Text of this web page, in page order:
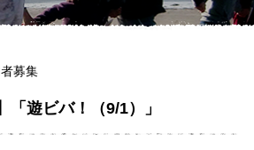
募集
「遊ビバ！（9/1）」